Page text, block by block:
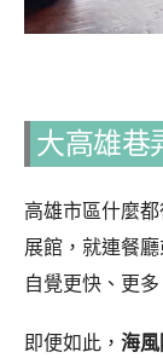
大高雄巷
高雄市區什麼
展館，就連餐
自覺更快、更
即便如此， 海